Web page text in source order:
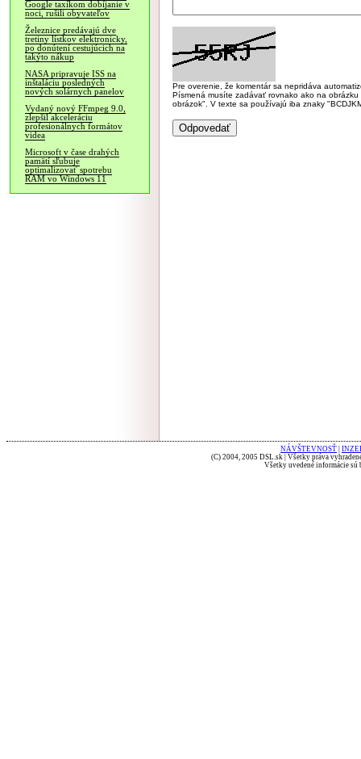
Google taxíkom dobíjanie v
noci, rušili obyvateľov
Železnice predávajú dve
tretiny lístkov elektronicky,
po donútení cestujúcich na
takýto nákup
NASA pripravuje ISS na
inštaláciu posledných
nových solárnych panelov
Vydaný nový FFmpeg 9.0,
zlepšil akceleráciu
profesionálnych formátov
videa
Microsoft v čase drahých
pamätí sľubuje
optimalizovať spotrebu
RAM vo Windows 11
Pre overenie, že komentár sa nepridáva
Písmená musíte zadávať rovnako ako na
obrázok". V texte sa používajú iba znaky
NÁVŠTEVNOSŤ
(C) 2004, 2005 DSL.sk | Všetky práva
Všetky uvedené informácie sú